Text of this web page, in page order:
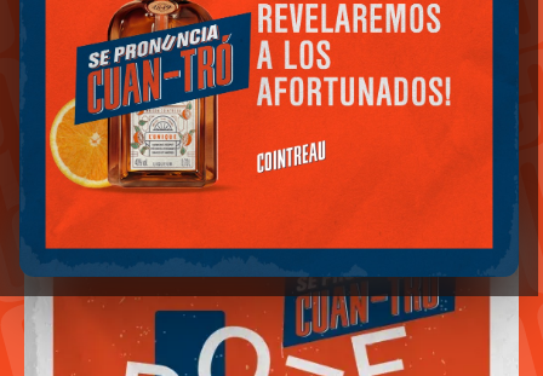
LA GUíA DE LAS MEJORES
MARGARITAS
PARTICIPA